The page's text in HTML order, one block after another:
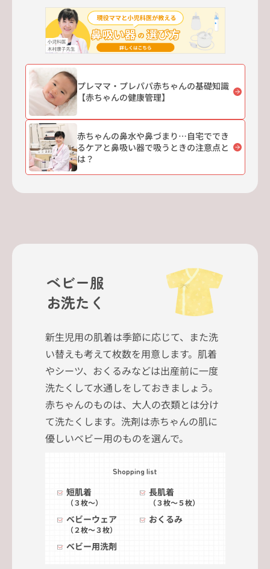
プレママ・プレパパ赤ちゃんの基礎知識
【赤ちゃんの健康管理】
赤ちゃんの鼻水や鼻づまり…自宅ででき
るケアと鼻吸い器で吸うときの注意点と
は？
ベビー服
お洗たく
新生児用の肌着は季節に応じて、また洗
い替えも考えて枚数を用意します。肌着
やシーツ、おくるみなどは出産前に一度
洗たくして水通しをしておきましょう。
赤ちゃんのものは、大人の衣類とは分け
て洗たくします。洗剤は赤ちゃんの肌に
優しいベビー用のものを選んで。
Shopping list
短肌着
（３枚～）
長肌着
（３枚～５枚）
ベビーウェア
（２枚～３枚）
おくるみ
ベビー用洗剤